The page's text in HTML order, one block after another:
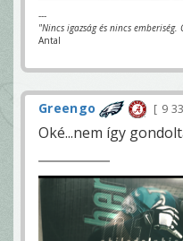
---
"Nincs igazság és nincs
Antal
Greengo 9
Oké...nem így